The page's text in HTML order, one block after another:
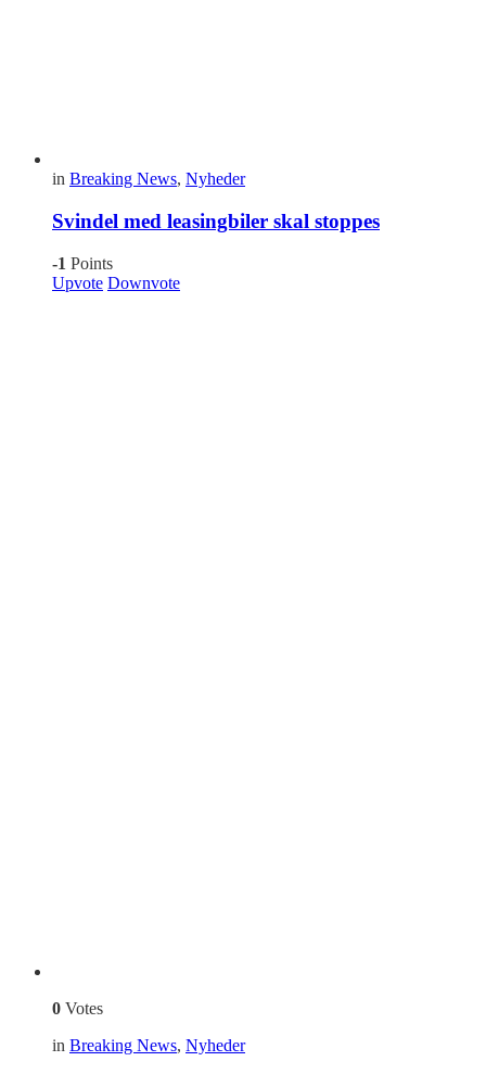
in Breaking News, Nyheder
Svindel med leasingbiler skal stoppes
-1 Points
Upvote Downvote
0 Votes
in Breaking News, Nyheder